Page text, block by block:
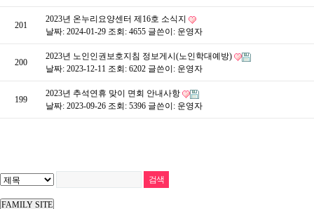
201
2023년 온누리요양센터 제16호 소식지
날짜: 2024-01-29 조회: 4655 글쓴이: 운영자
200
2023년 노인인권보호지침 정보게시(노인학대예방)
날짜: 2023-12-11 조회: 6202 글쓴이: 운영자
199
2023년 추석연휴 맞이 면회 안내사항
날짜: 2023-09-26 조회: 5396 글쓴이: 운영자
FAMILY SITE